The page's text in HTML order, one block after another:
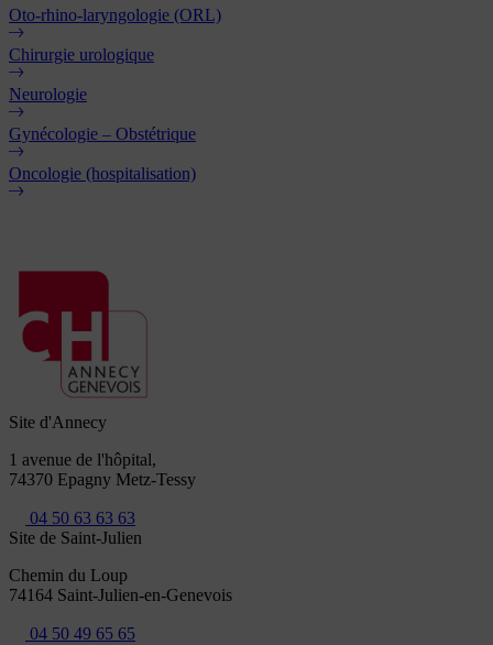
Oto-rhino-laryngologie (ORL)
Chirurgie urologique
Neurologie
Gynécologie – Obstétrique
Oncologie (hospitalisation)
Site d'Annecy
1 avenue de l'hôpital,
74370 Epagny Metz-Tessy
04 50 63 63 63
Site de Saint-Julien
Chemin du Loup
74164 Saint-Julien-en-Genevois
04 50 49 65 65